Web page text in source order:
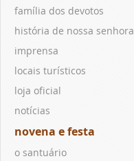
família dos devotos
história de nossa senhora
imprensa
locais turísticos
loja oficial
notícias
novena e festa
o santuário